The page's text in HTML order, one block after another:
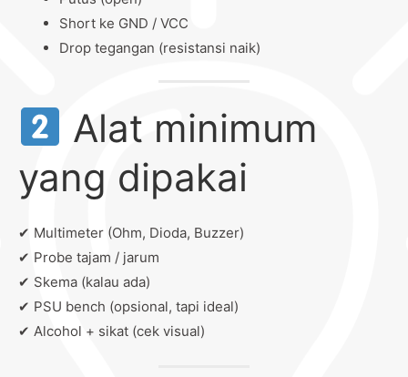
Short ke GND / VCC
Drop tegangan (resistansi naik)
Alat minimum
yang dipakai
✔ Multimeter (Ohm, Dioda, Buzzer)
✔ Probe tajam / jarum
✔ Skema (kalau ada)
✔ PSU bench (opsional, tapi ideal)
✔ Alcohol + sikat (cek visual)